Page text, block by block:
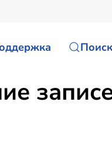
Поиск